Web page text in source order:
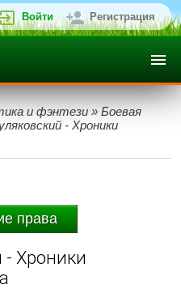
Войти Регистрация
и фэнтези » Боевая
- Хроники
права
- Хроники